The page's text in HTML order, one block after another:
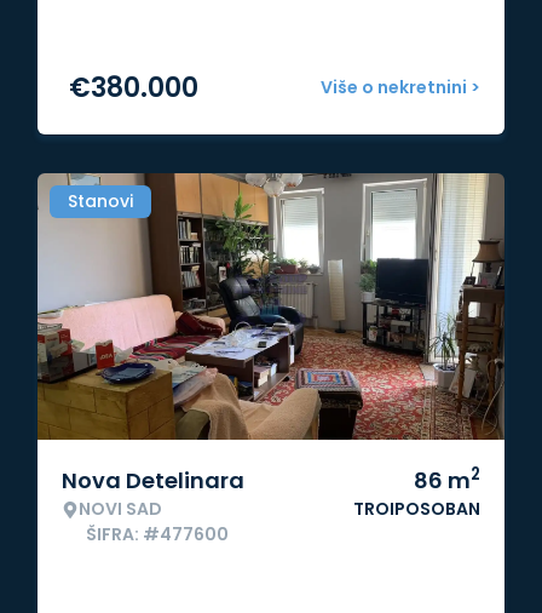
Više o nekretnini >
€380.000
Stanovi
Nova Detelinara
NOVI SAD
ŠIFRA: #477600
86 m2
TROIPOSOBAN